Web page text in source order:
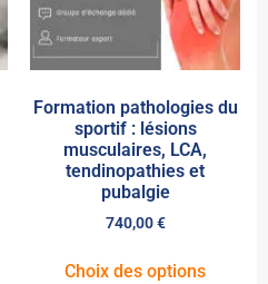
Formation pathologies du
sportif : lésions
musculaires, LCA,
tendinopathies et
pubalgie
740,00€
Choix des options